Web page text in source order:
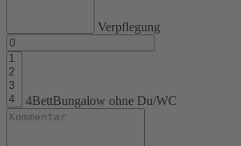
Verpflegung
4BettBungalow ohne Du/WC